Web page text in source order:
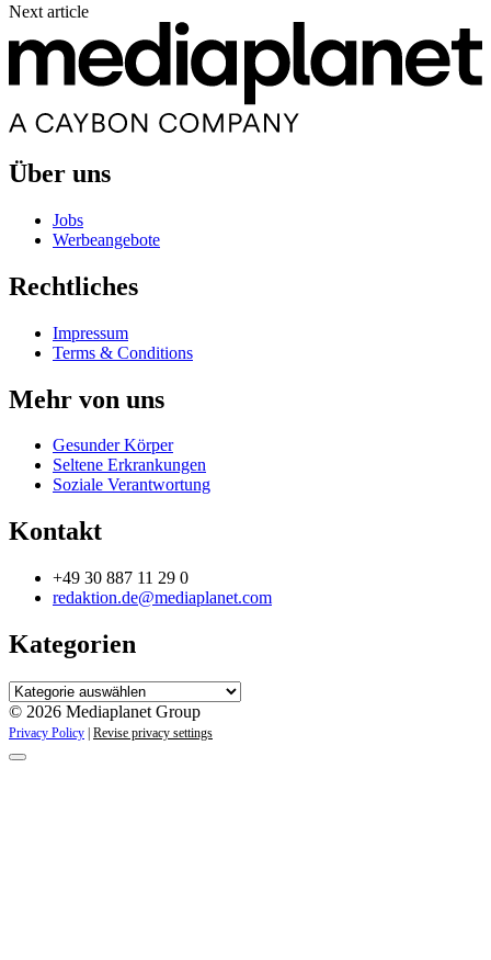
Next article
Über uns
Jobs
Werbeangebote
Rechtliches
Impressum
Terms & Conditions
Mehr von uns
Gesunder Körper
Seltene Erkrankungen
Soziale Verantwortung
Kontakt
+49 30 887 11 29 0
redaktion.de@mediaplanet.com
Kategorien
Kategorien
© 2026 Mediaplanet Group
Privacy Policy Revise privacy settings